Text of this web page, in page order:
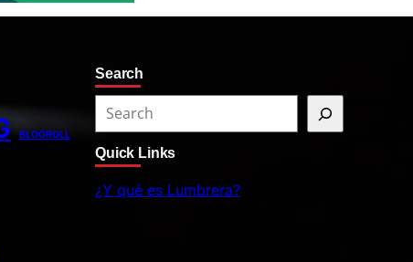
BLOGROLL
Search
e
a
r
Quick Links
¿Y qué es Lumbrera?